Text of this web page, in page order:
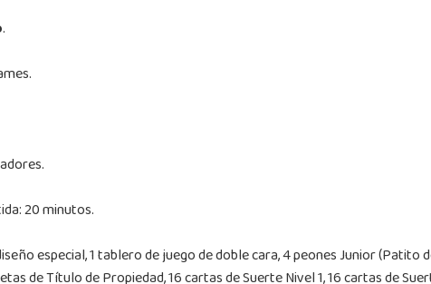
.
20 minutos.
especial, 1 tablero de juego de doble cara, 4 peones Junior